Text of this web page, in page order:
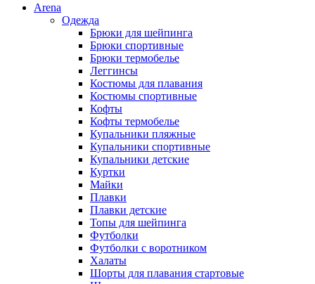
Arena
Одежда
Брюки для шейпинга
Брюки спортивные
Брюки термобелье
Леггинсы
Костюмы для плавания
Костюмы спортивные
Кофты
Кофты термобелье
Купальники пляжные
Купальники спортивные
Купальники детские
Куртки
Майки
Плавки
Плавки детские
Топы для шейпинга
Футболки
Футболки с воротником
Халаты
Шорты для плавания стартовые